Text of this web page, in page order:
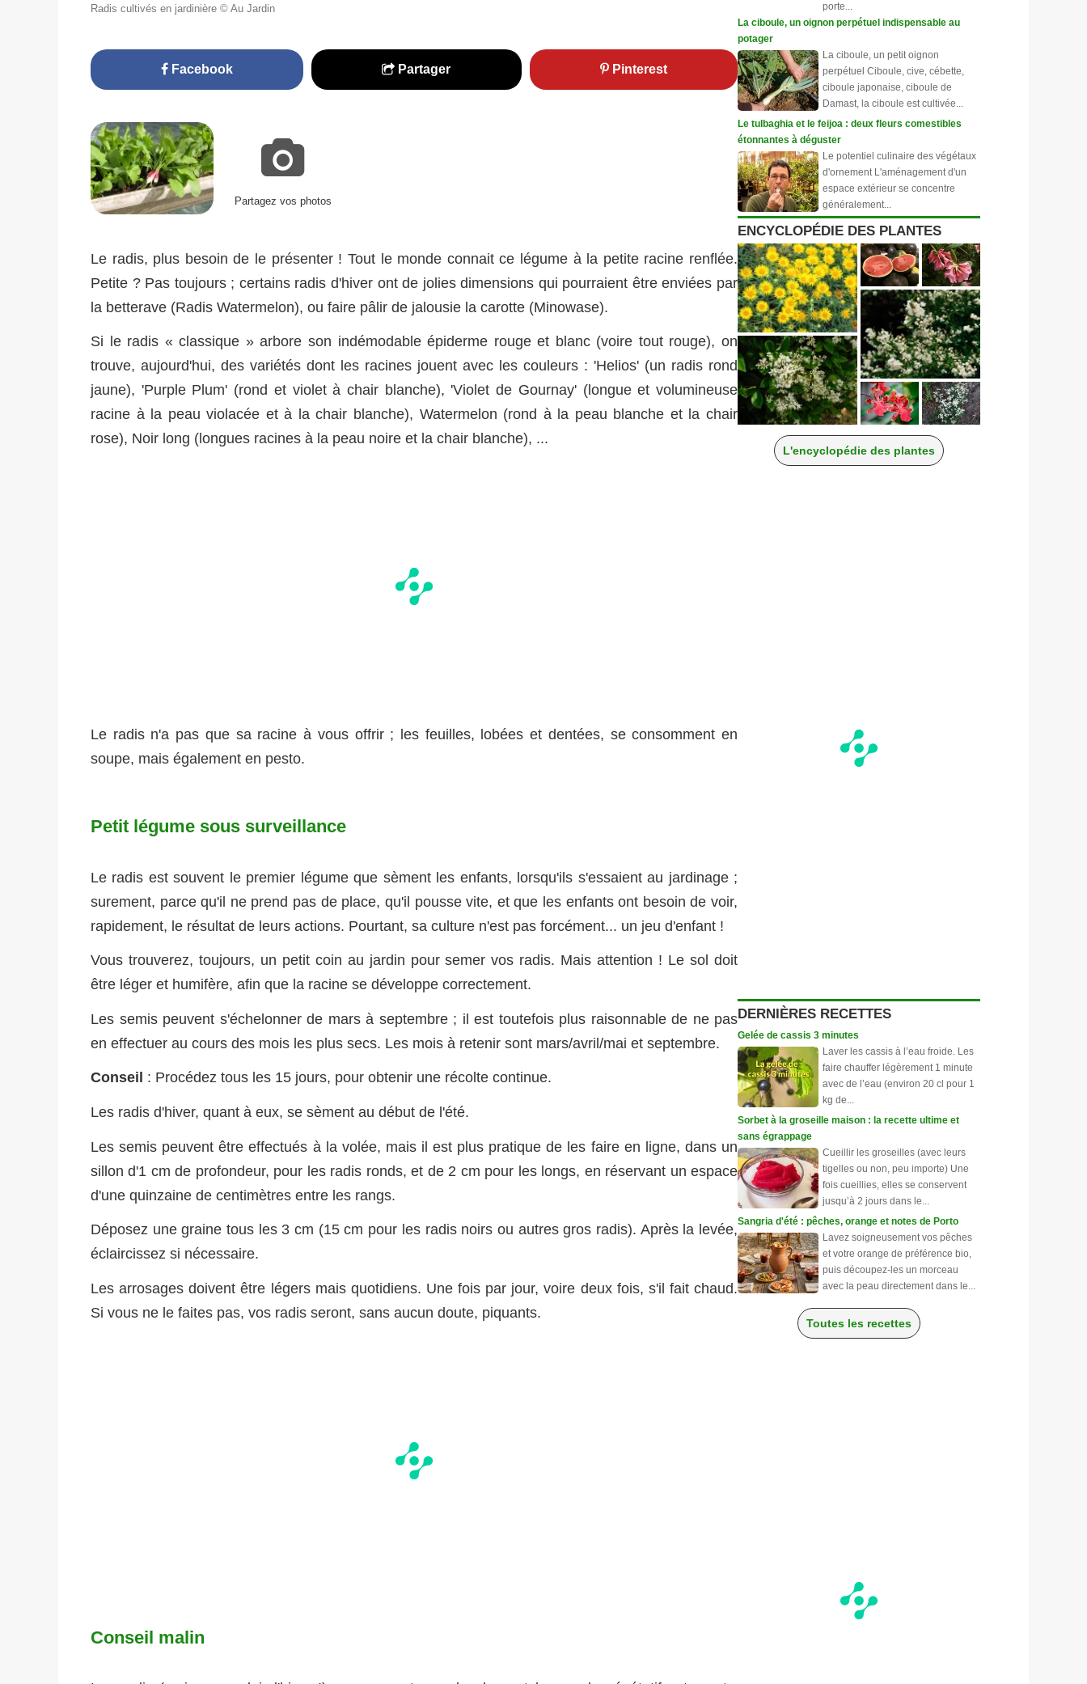
Radis cultivés en jardinière © Au Jardin
Facebook Partager Pinterest
Partagez vos photos
Le radis, plus besoin de le présenter ! Tout le monde connait ce légume à la petite racine renflée.
Petite ? Pas toujours ; certains radis d'hiver ont de jolies dimensions qui pourraient être enviées par
la betterave (Radis Watermelon), ou faire pâlir de jalousie la carotte (Minowase).
Si le radis « classique » arbore son indémodable épiderme rouge et blanc (voire tout rouge), on
trouve, aujourd'hui, des variétés dont les racines jouent avec les couleurs : 'Helios' (un radis rond
jaune), 'Purple Plum' (rond et violet à chair blanche), 'Violet de Gournay' (longue et volumineuse
racine à la peau violacée et à la chair blanche), Watermelon (rond à la peau blanche et la chair
rose), Noir long (longues racines à la peau noire et la chair blanche), ...
Le radis n'a pas que sa racine à vous offrir ; les feuilles, lobées et dentées, se consomment en
soupe, mais également en pesto.
Petit légume sous surveillance
Le radis est souvent le premier légume que sèment les enfants, lorsqu'ils s'essaient au jardinage ;
surement, parce qu'il ne prend pas de place, qu'il pousse vite, et que les enfants ont besoin de voir,
rapidement, le résultat de leurs actions. Pourtant, sa culture n'est pas forcément... un jeu d'enfant !
Vous trouverez, toujours, un petit coin au jardin pour semer vos radis. Mais attention ! Le sol doit
être léger et humifère, afin que la racine se développe correctement.
Les semis peuvent s'échelonner de mars à septembre ; il est toutefois plus raisonnable de ne pas
en effectuer au cours des mois les plus secs. Les mois à retenir sont mars/avril/mai et septembre.
Conseil : Procédez tous les 15 jours, pour obtenir une récolte continue.
Les radis d'hiver, quant à eux, se sèment au début de l'été.
Les semis peuvent être effectués à la volée, mais il est plus pratique de les faire en ligne, dans un
sillon d'1 cm de profondeur, pour les radis ronds, et de 2 cm pour les longs, en réservant un espace
d'une quinzaine de centimètres entre les rangs.
Déposez une graine tous les 3 cm (15 cm pour les radis noirs ou autres gros radis). Après la levée,
éclaircissez si nécessaire.
Les arrosages doivent être légers mais quotidiens. Une fois par jour, voire deux fois, s'il fait chaud.
Si vous ne le faites pas, vos radis seront, sans aucun doute, piquants.
Conseil malin
porte...
La ciboule, un oignon perpétuel indispensable au
potager
La ciboule, un petit oignon
perpétuel Ciboule, cive, cébette,
ciboule japonaise, ciboule de
Damast, la ciboule est cultivée...
Le tulbaghia et le feijoa : deux fleurs comestibles
étonnantes à déguster
Le potentiel culinaire des végétaux
d'ornement L'aménagement d'un
espace extérieur se concentre
généralement...
ENCYCLOPÉDIE DES PLANTES
L'encyclopédie des plantes
DERNIÈRES RECETTES
Gelée de cassis 3 minutes
Laver les cassis à l’eau froide. Les
faire chauffer légèrement 1 minute
avec de l’eau (environ 20 cl pour 1
kg de...
Sorbet à la groseille maison : la recette ultime et
sans égrappage
Cueillir les groseilles (avec leurs
tigelles ou non, peu importe) Une
fois cueillies, elles se conservent
jusqu’à 2 jours dans le...
Sangria d'été : pêches, orange et notes de Porto
Lavez soigneusement vos pêches
et votre orange de préférence bio,
puis découpez-les un morceau
avec la peau directement dans le...
Toutes les recettes